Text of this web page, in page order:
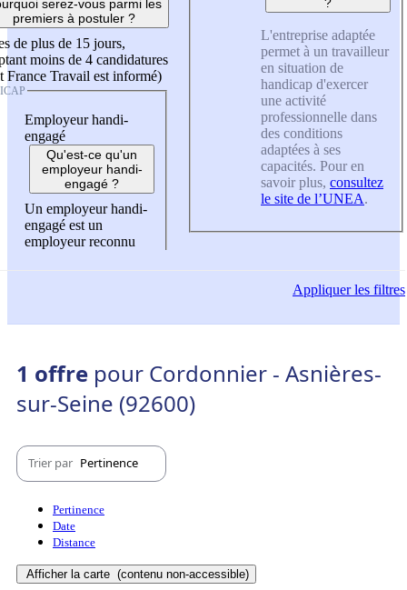
serez-vous parmi les
premiers à postuler ?
de plus de 15 jours,
moins de 4 candidatures
France Travail est informé)
Employeur handi-
engagé
Qu'est-ce qu'un
employeur handi-
engagé ?
Un employeur handi-
engagé est un
employeur reconnu
L'entreprise adaptée
permet à un travailleur
en situation de
handicap d'exercer
une activité
professionnelle dans
des conditions
adaptées à ses
capacités. Pour en
savoir plus, consultez
le site de l’UNEA.
Appliquerles filtres
1 offre pour Cordonnier - Asnières-
sur-Seine (92600)
Trier par Pertinence
Pertinence
Date
Distance
Afficher la carte (contenu non-accessible)